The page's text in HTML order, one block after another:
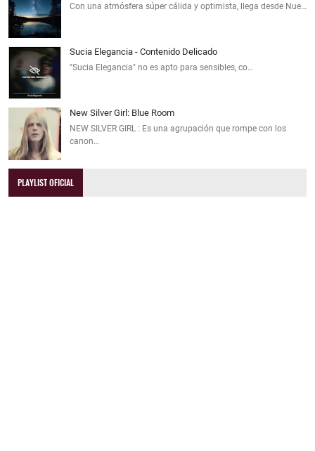
Con una atmósfera súper cálida y optimista, llega desde Nue…
Sucia Elegancia - Contenido Delicado
"Sucia Elegancia" no es apto para sensibles, co…
New Silver Girl: Blue Room
NEW SILVER GIRL : Es una agrupación que rompe con los
canon…
PLAYLIST OFICIAL